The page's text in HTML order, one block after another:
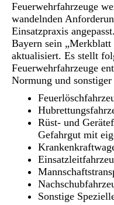
Feuerwehrfahrzeuge
wandelnden
Einsatzpraxis
Bayern sein „Merkblatt
aktualisiert. Es stellt
Feuerwehrfahrzeuge
Normung und
Rüst- und
Gefahrgut mit
Sonstige